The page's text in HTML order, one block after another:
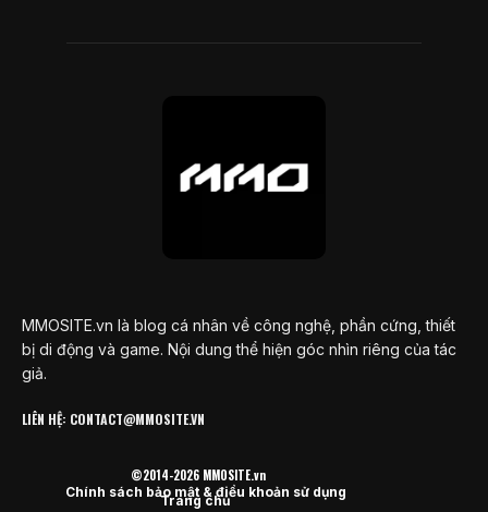
MMOSITE.vn là blog cá nhân về công nghệ, phần cứng, thiết
bị di động và game. Nội dung thể hiện góc nhìn riêng của tác
giả.
LIÊN HỆ: CONTACT@MMOSITE.VN
Trang chủ
Chính sách bảo mật & điều khoản sử dụng
©2014-2026 MMOSITE.vn